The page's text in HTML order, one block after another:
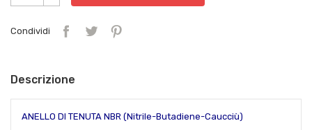
Condividi
Descrizione
ANELLO DI TENUTA NBR (Nitrile-Butadiene-Caucciù)